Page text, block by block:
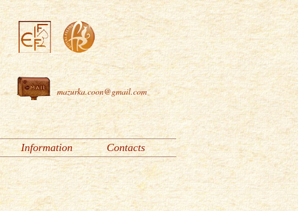
mazurka.coon@gmail.com
Information Contacts